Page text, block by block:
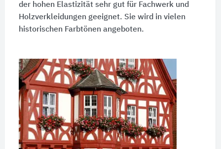
der hohen Elastizität sehr gut für Fachwerk und
Holzverkleidungen geeignet. Sie wird in vielen
historischen Farbtönen angeboten.